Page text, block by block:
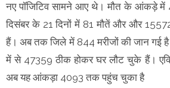
नए पॉजिटिव सामने आए थे। मौत के आंकड़े में
दिसंबर के 21 दिनों में 81 मौतें और और
हैं। अब तक जिले में 844 मरीजों की जान गई
में से 47359 ठीक होकर घर लौट चुके हैं।
अब यह आंकड़ा 4093 तक पहुंच चुका है